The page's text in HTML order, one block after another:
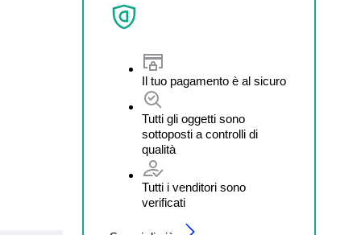
Il tuo pagamento è al sicuro
Tutti gli oggetti sono
sottoposti a controlli di
qualità
Tutti i venditori sono
verificati